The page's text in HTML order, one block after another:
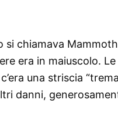
si chiamava
era in maiuscolo.
una striscia
danni,